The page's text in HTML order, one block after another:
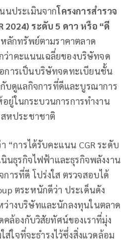
นประเมินจากโครงการสำรวจ
2024) ระดับ 5 ดาว หรือ “ดี
ลักทรัพย์ตามราคาตลาด
ว่าคะแนนเฉลี่ยของบริษัทจด
การเป็นบริษัทจดทะเบียนชั้น
บดูแลกิจการที่ดีและบูรณาการ
อยู่ในกระบวนการการทำงาน
สหประชาชาติ
า “การได้รับคะแนน CGR ระดับ
นธุรกิจไฟฟ้าและธุรกิจพลังงาน
ารที่ดี โปร่งใส ตรวจสอบได้
ตระหนักดีว่า ประเด็นดัง
ว่างบริษัทและนักลงทุนในตลาด
ล้องกับวิสัยทัศน์ของเราที่มุ่ง
ใจที่จะธำรงไว้ซึ่งสิ่งแวดล้อม